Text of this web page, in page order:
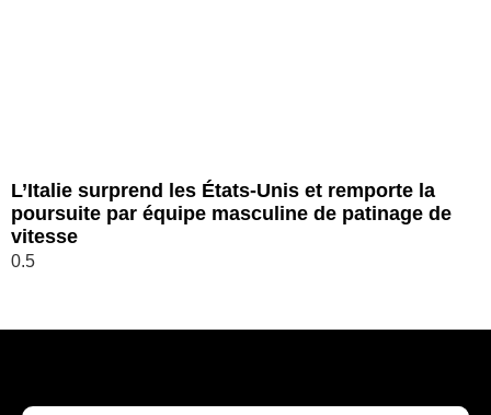
L’Italie surprend les États-Unis et remporte la
poursuite par équipe masculine de patinage de
vitesse